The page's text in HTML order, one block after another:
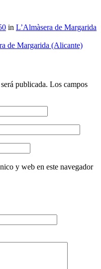
in L’Almàsera de Margarida
publicada. Los campos
y web en este navegador